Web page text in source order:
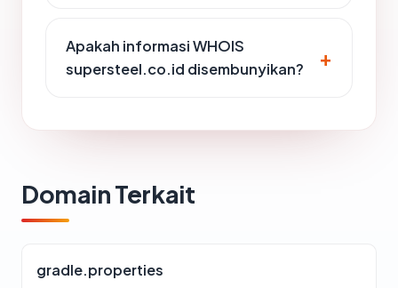
Apakah informasi WHOIS
supersteel.co.id disembunyikan?
Domain Terkait
gradle.properties